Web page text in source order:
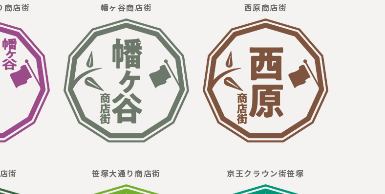
商店街 幡ヶ谷商店街 西原商店街
街 笹塚大通り商店街 京王クラウン街笹塚